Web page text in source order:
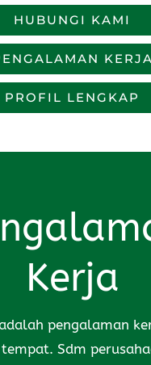
HUBUNGI KAMI
KERJA
PROFIL LENGKAP
Kerja
pengalaman
Sdm